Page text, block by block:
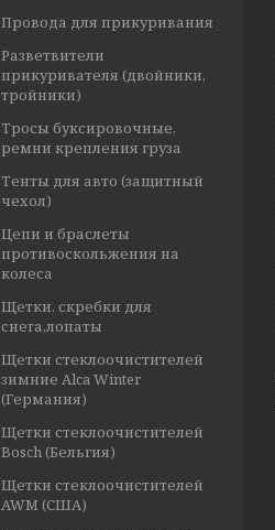
Провода для прикуривания
Разветвители
прикуривателя (двойники,
тройники)
Тросы буксировочные,
ремни крепления груза
Тенты для авто (защитный
чехол)
Цепи и браслеты
противоскольжения на
колеса
Щетки, скребки для
снега,лопаты
Щетки стеклоочистителей
зимние Alca Winter
(Германия)
Щетки стеклоочистителей
Bosch (Бельгия)
Щетки стеклоочистителей
AWM (США)